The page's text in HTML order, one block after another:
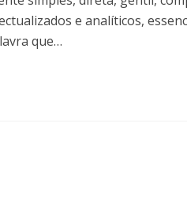
e analíticos,
que…